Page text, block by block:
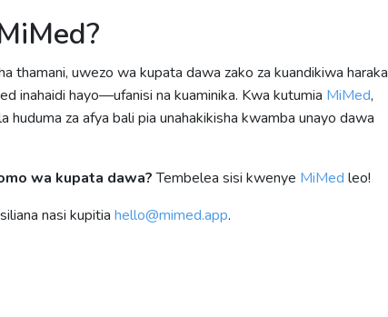
thamani, uwezo wa kupata dawa zako za kuandikiwa haraka
inahaidi hayo—ufanisi na kuaminika. Kwa kutumia MiMed,
za afya bali pia unahakikisha kwamba unayo dawa
wa kupata dawa?Tembelea sisi kwenye MiMed leo!
nasi kupitia hello@mimed.app.